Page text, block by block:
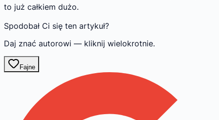
to już całkiem dużo.
Spodobał Ci się ten artykuł?
Daj znać autorowi — kliknij wielokrotnie.
Fajne